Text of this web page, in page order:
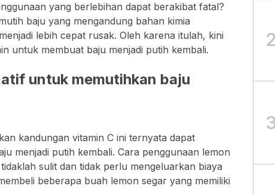
yang berlebihan dapat berakibat fatal?
baju yang mengandung bahan kimia
lebih cepat rusak. Oleh karena itulah, kini
untuk membuat baju menjadi putih kembali.
untuk memutihkan baju
kandungan vitamin C ini ternyata dapat
menjadi putih kembali. Cara penggunaan lemon
sulit dan tidak perlu mengeluarkan biaya
beberapa buah lemon segar yang memiliki
2